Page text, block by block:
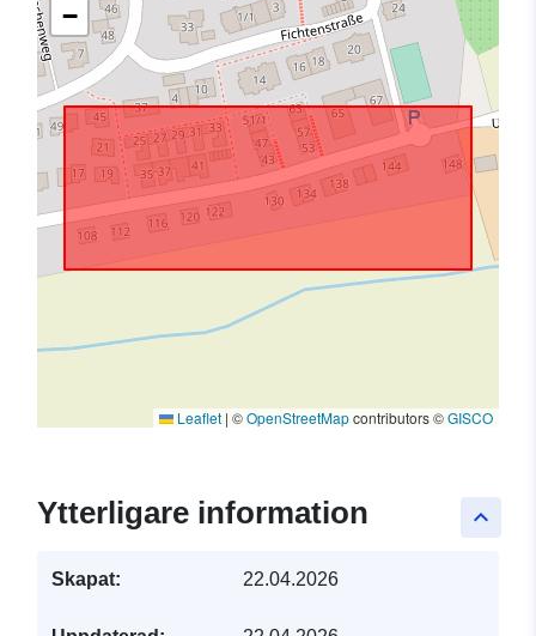
−
Leaflet | ©OpenStreetMapcontributors ©GISCO
keyboard_arrow_up
Ytterligare information
Skapat: 22.04.2026